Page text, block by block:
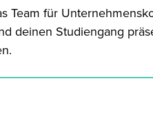
Team für
deinen Studiengang